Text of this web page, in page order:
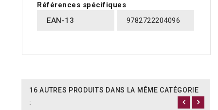
Références spécifiques
EAN-13
9782722204096
16 AUTRES PRODUITS DANS LA MÊME CATÉGORIE
: